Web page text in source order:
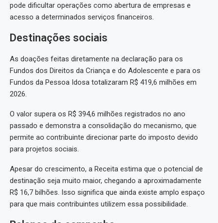
pode dificultar operações como abertura de empresas e
acesso a determinados serviços financeiros.
Destinações sociais
As doações feitas diretamente na declaração para os
Fundos dos Direitos da Criança e do Adolescente e para os
Fundos da Pessoa Idosa totalizaram R$ 419,6 milhões em
2026.
O valor supera os R$ 394,6 milhões registrados no ano
passado e demonstra a consolidação do mecanismo, que
permite ao contribuinte direcionar parte do imposto devido
para projetos sociais.
Apesar do crescimento, a Receita estima que o potencial de
destinação seja muito maior, chegando a aproximadamente
R$ 16,7 bilhões. Isso significa que ainda existe amplo espaço
para que mais contribuintes utilizem essa possibilidade.